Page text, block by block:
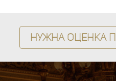
Нужна оценка